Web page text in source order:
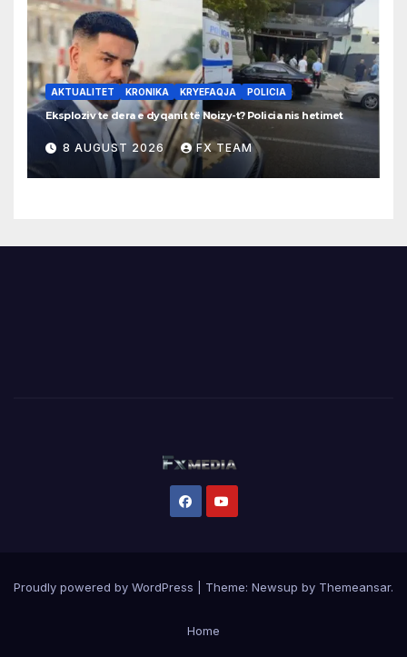
AKTUALITET KRONIKA KRYEFAQJA POLICIA
Eksploziv te dera e dyqanit të Noizy-t? Policia nis hetimet
8 AUGUST 2026 FX TEAM
Proudly powered by WordPress Theme: Newsup by Themeansar.
Home